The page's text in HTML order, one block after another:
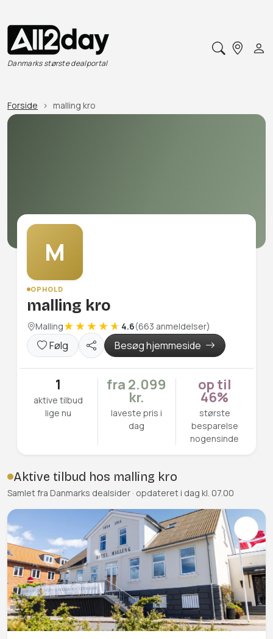
Danmarks største dealportal
Forside malling kro
M
OPHOLD
malling kro
Malling 4.6(663 anmeldelser)
Følg Besøg hjemmeside
1
aktive tilbud
lige nu
fra 2.099
kr.
laveste pris i
dag
op til
46%
største
besparelse
nogensinde
Aktive tilbud hos malling kro
Samlet fra Danmarks dealsider · opdateret i dag kl. 07.00